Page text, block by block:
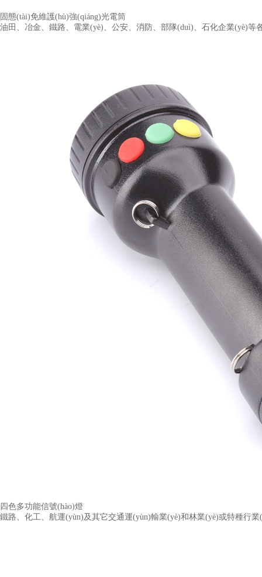
固態(tài)免維護(hù)強(qiáng)光電筒
油田、冶金、鐵路、電業(yè)、公安、消防、部隊(duì)、石化企業(yè)等
四色多功能信號(hào)燈
鐵路、化工、航運(yùn)及其它交通運(yùn)輸業(yè)和林業(yè)或特種行